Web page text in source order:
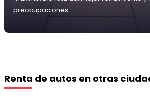
preocupaciones.
Renta de autos en otras